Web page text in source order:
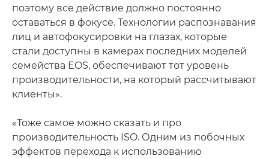
поэтому все действие должно постоянно
оставаться в фокусе. Технологии распознавания
лиц и автофокусировки на глазах, которые
стали доступны в камерах последних моделей
семейства EOS, обеспечивают тот уровень
производительности, на который рассчитывают
клиенты».
«Тоже самое можно сказать и про
производительность ISO. Одним из побочных
эффектов перехода к использованию